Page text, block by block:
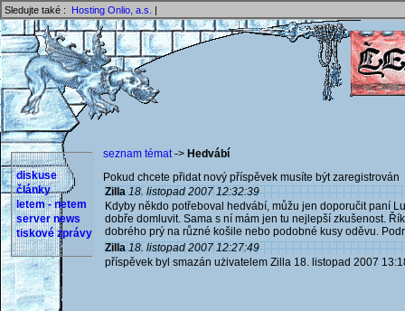
Sledujte také : Hosting Onlio, a.s. |
diskuse
články
letem - netem
server news
tiskové zprávy
seznam témat-> Hedvábí
Pokud chcete přidat nový příspěvek musíte být
Zilla 18. listopad 2007 12:32:39
Kdyby někdo potřeboval hedvábí, můžu jen doporučit paní
dobře domluvit. Sama s ní mám jen tu nejlepší zkušenost.
dobrého prý na různé košile nebo podobné kusy oděvu.
Zilla 18. listopad 2007 12:27:49
příspěvek byl smazán użivatelem Zilla 18. listopad 2007